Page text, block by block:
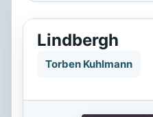
Lindbergh
Torben Kuhlmann